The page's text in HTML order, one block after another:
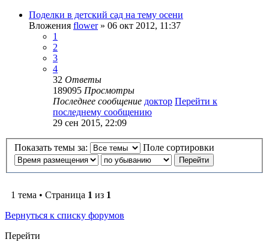
Поделки в детский сад на тему осени
Вложения flower» 06 окт 2012, 11:37
1
2
3
4
32 Ответы
189095 Просмотры
Последнее сообщение доктор Перейти к
последнему сообщению
29 сен 2015, 22:09
Показать темы за: Поле сортировки
1 тема • Страница 1 из 1
Вернуться к списку форумов
Перейти